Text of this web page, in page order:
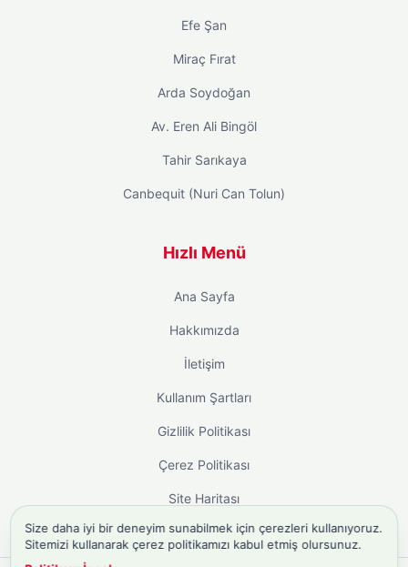
Efe Şan
Miraç Fırat
Arda Soydoğan
Av. Eren Ali Bingöl
Tahir Sarıkaya
Canbequit (Nuri Can Tolun)
Hızlı Menü
Ana Sayfa
Hakkımızda
İletişim
Kullanım Şartları
Gizlilik Politikası
Çerez Politikası
Site Haritası
Size daha iyi bir deneyim sunabilmek için çerezleri kullanıyoruz.
Sitemizi kullanarak çerez politikamızı kabul etmiş olursunuz.